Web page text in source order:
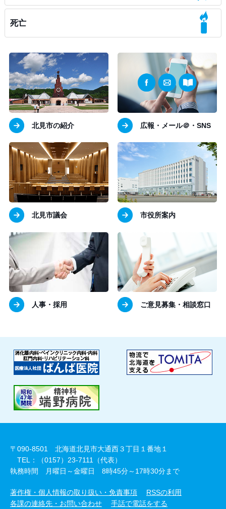
死亡
北見市の紹介 広報・メール＠・SNS
北見市議会 市役所案内
人事・採用 ご意見募集・相談窓口
〒090-8501 北海道北見市大通西３丁目１番地１
TEL：（0157）23-7111（代表）
執務時間 月曜日～金曜日 8時45分～17時30分まで
著作権・個人情報の取り扱い・免責事項
RSSの利用
各課の連絡先・お問い合わせ
手話で電話をする